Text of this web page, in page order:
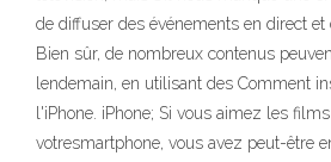
de diffuser des événements en direct et
Bien sûr, de nombreux contenus
lendemain, en utilisant des Comment
l'iPhone. iPhone; Si vous aimez les
votresmartphone, vous avez peut-être